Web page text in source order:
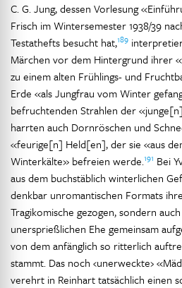
C. G. Jung, dessen Vorlesung
Frisch im Wintersemester 1938/39
Testathefts besucht hat,189
Märchen vor dem Hintergrund ihrer
zu einem alten Frühlings- und
Erde «als Jungfrau vom Winter
befruchtenden Strahlen der
harrten auch Dornröschen und
«feurige[n] Held[en], der sie «aus
Winterkälte» befreien werde.191 Bei
aus dem buchstäblich winterlichen
denkbar unromantischen Formats
Tragikomische gezogen, sondern
unersprießlichen Ehe gemeinsam
von dem anfänglich so ritterlich
stammt. Das noch ‹unerweckte›
verehrt in Reinhart tatsächlich einen